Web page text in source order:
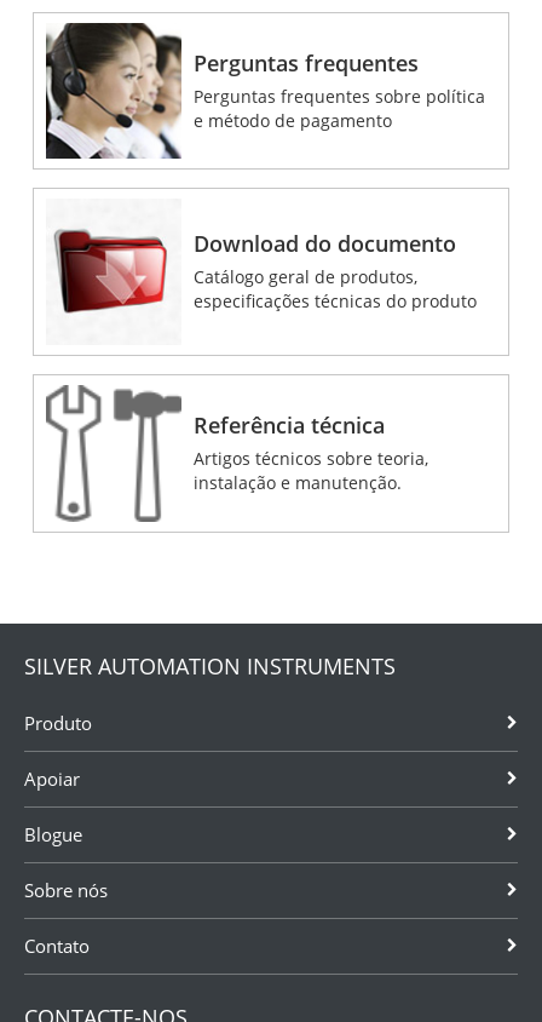
Perguntas frequentes
Perguntas frequentes sobre política
e método de pagamento
Download do documento
Catálogo geral de produtos,
especificações técnicas do produto
Referência técnica
Artigos técnicos sobre teoria,
instalação e manutenção.
SILVER AUTOMATION INSTRUMENTS
Produto
Apoiar
Blogue
Sobre nós
Contato